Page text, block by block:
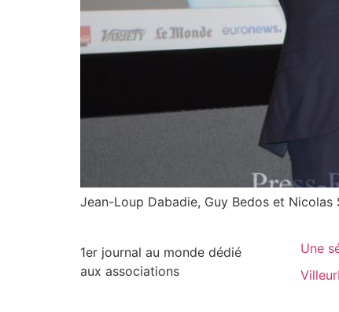
Jean-Loup Dabadie, Guy Bedos et Nicolas
1er journal au monde dédié
aux associations
Une